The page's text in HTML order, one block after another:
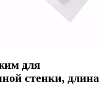
для
стенки, длина